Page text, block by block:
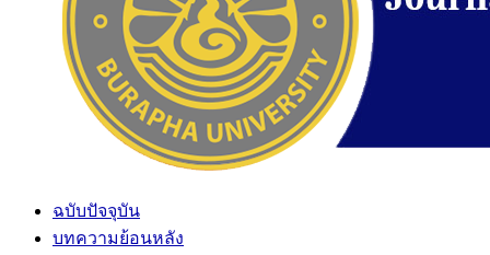
ฉบับปัจจุบัน
บทความย้อนหลัง